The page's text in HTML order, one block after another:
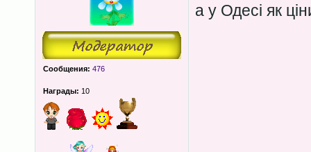
Сообщения: 476
Награды: 10
а у Одесі як